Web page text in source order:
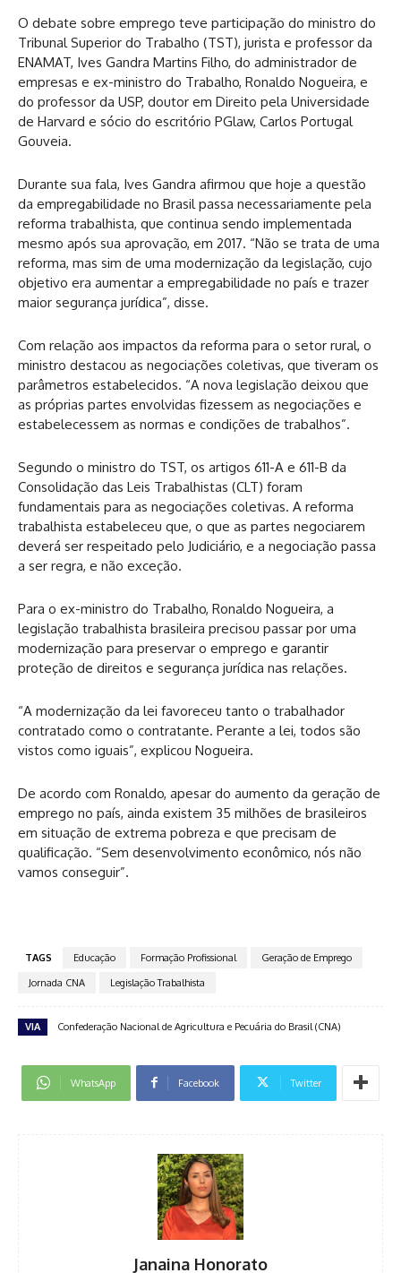
O debate sobre emprego teve participação do ministro do
Tribunal Superior do Trabalho (TST), jurista e professor da
ENAMAT, Ives Gandra Martins Filho, do administrador de
empresas e ex-ministro do Trabalho, Ronaldo Nogueira, e
do professor da USP, doutor em Direito pela Universidade
de Harvard e sócio do escritório PGlaw, Carlos Portugal
Gouveia.
Durante sua fala, Ives Gandra afirmou que hoje a questão
da empregabilidade no Brasil passa necessariamente pela
reforma trabalhista, que continua sendo implementada
mesmo após sua aprovação, em 2017. “Não se trata de uma
reforma, mas sim de uma modernização da legislação, cujo
objetivo era aumentar a empregabilidade no país e trazer
maior segurança jurídica”, disse.
Com relação aos impactos da reforma para o setor rural, o
ministro destacou as negociações coletivas, que tiveram os
parâmetros estabelecidos. “A nova legislação deixou que
as próprias partes envolvidas fizessem as negociações e
estabelecessem as normas e condições de trabalhos”.
Segundo o ministro do TST, os artigos 611-A e 611-B da
Consolidação das Leis Trabalhistas (CLT) foram
fundamentais para as negociações coletivas. A reforma
trabalhista estabeleceu que, o que as partes negociarem
deverá ser respeitado pelo Judiciário, e a negociação passa
a ser regra, e não exceção.
Para o ex-ministro do Trabalho, Ronaldo Nogueira, a
legislação trabalhista brasileira precisou passar por uma
modernização para preservar o emprego e garantir
proteção de direitos e segurança jurídica nas relações.
“A modernização da lei favoreceu tanto o trabalhador
contratado como o contratante. Perante a lei, todos são
vistos como iguais”, explicou Nogueira.
De acordo com Ronaldo, apesar do aumento da geração de
emprego no país, ainda existem 35 milhões de brasileiros
em situação de extrema pobreza e que precisam de
qualificação. “Sem desenvolvimento econômico, nós não
vamos conseguir”.
TAGS Educação Formação Profissional
Geração de Emprego
Jornada CNA
Legislação Trabalhista
VIA Confederação Nacional de Agricultura e Pecuária do Brasil (CNA)
WhatsApp Facebook Twitter
Janaina Honorato